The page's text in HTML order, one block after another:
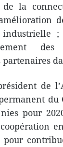
de la
;
partenaires
de
du
pour
pour